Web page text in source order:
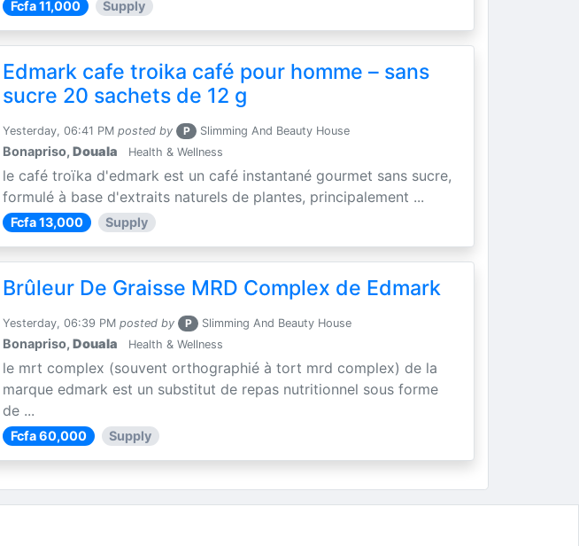
Fcfa 11,000 Supply
Edmark cafe troika café pour homme – sans
sucre 20 sachets de 12 g
Yesterday, 06:41 PM posted by P Slimming And Beauty House
Bonapriso,Douala Health & Wellness
le café troïka d'edmark est un café instantané gourmet sans sucre,
formulé à base d'extraits naturels de plantes, principalement ...
Fcfa 13,000 Supply
Brûleur De Graisse MRD Complex de Edmark
Yesterday, 06:39 PM posted by P Slimming And Beauty House
Bonapriso,Douala Health & Wellness
le mrt complex (souvent orthographié à tort mrd complex) de la
marque edmark est un substitut de repas nutritionnel sous forme
de ...
Fcfa 60,000 Supply